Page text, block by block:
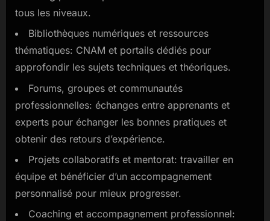
tous les niveaux.
Bibliothèques numériques et ressources
thématiques: CNAM et portails dédiés pour
approfondir les sujets techniques et théoriques.
Forums, groupes et communautés
professionnelles: échanges entre apprenants et
experts pour échanger les bonnes pratiques et
obtenir des retours d’expérience.
Projets collaboratifs et mentorat: travailler en
équipe et bénéficier d’un accompagnement
personnalisé pour mieux progresser.
Coaching et accompagnement professionnel: